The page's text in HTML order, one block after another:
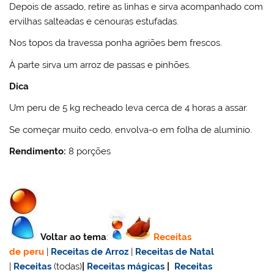
Depois de assado, retire as linhas e sirva acompanhado com
ervilhas salteadas e cenouras estufadas.
Nos topos da travessa ponha agriões bem frescos.
À parte sirva um arroz de passas e pinhões.
Dica
Um peru de 5 kg recheado leva cerca de 4 horas a assar.
Se começar muito cedo, envolva-o em folha de alumínio.
Rendimento: 8 porções
Voltar ao tema:
Receitas
de peru | Receitas de Arroz | Receitas de Natal
| Receitas (todas) Receitas mágicas
Receitas